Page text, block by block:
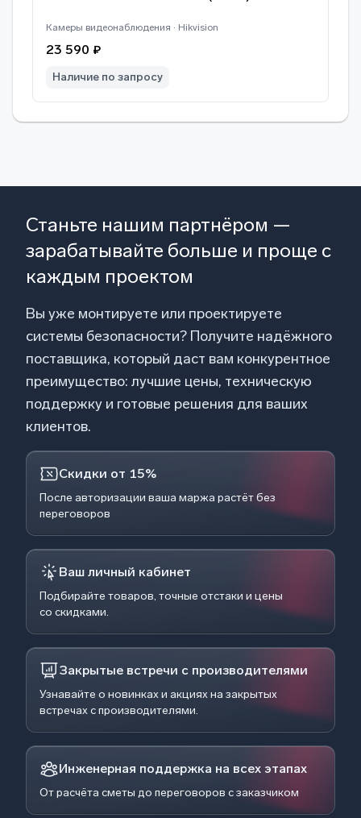
Камеры видеонаблюдения · Hikvision
23 590 ₽
Наличие по запросу
Станьте нашим партнёром —
зарабатывайте больше и проще с
каждым проектом
Вы уже монтируете или проектируете
системы безопасности? Получите надёжного
поставщика, который даст вам конкурентное
преимущество: лучшие цены, техническую
поддержку и готовые решения для ваших
клиентов.
Скидки от 15%
После авторизации ваша маржа растёт без
переговоров
Ваш личный кабинет
Подбирайте товаров, точные отстаки и цены
со скидками.
Закрытые встречи с производителями
Узнавайте о новинках и акциях на закрытых
встречах с производителями.
Инженерная поддержка на всех этапах
От расчёта сметы до переговоров с заказчиком